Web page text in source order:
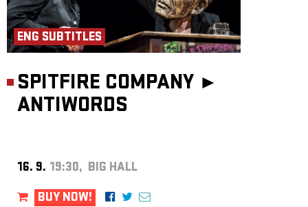
ENG SUBTITLES
SPITFIRE COMPANY ►
ANTIWORDS
16. 9. 19:30, BIG HALL
BUY NOW!